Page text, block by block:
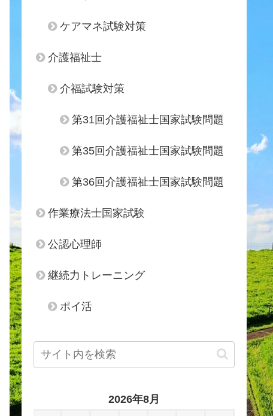
ケアマネ試験対策
介護福祉士
介福試験対策
第31回介護福祉士国家試験問題
第35回介護福祉士国家試験問題
第36回介護福祉士国家試験問題
作業療法士国家試験
公認心理師
継続力トレーニング
ポイ活
2026年8月